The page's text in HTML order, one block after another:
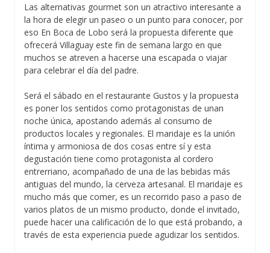
Las alternativas gourmet son un atractivo interesante a
la hora de elegir un paseo o un punto para conocer, por
eso En Boca de Lobo será la propuesta diferente que
ofrecerá Villaguay este fin de semana largo en que
muchos se atreven a hacerse una escapada o viajar
para celebrar el día del padre.
Será el sábado en el restaurante Gustos y la propuesta
es poner los sentidos como protagonistas de unan
noche única, apostando además al consumo de
productos locales y regionales. El maridaje es la unión
íntima y armoniosa de dos cosas entre sí y esta
degustación tiene como protagonista al cordero
entrerriano, acompañado de una de las bebidas más
antiguas del mundo, la cerveza artesanal. El maridaje es
mucho más que comer, es un recorrido paso a paso de
varios platos de un mismo producto, donde el invitado,
puede hacer una calificación de lo que está probando, a
través de esta experiencia puede agudizar los sentidos.